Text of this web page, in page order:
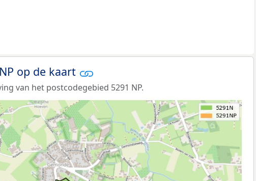
op de kaart
van het postcodegebied 5291 NP.